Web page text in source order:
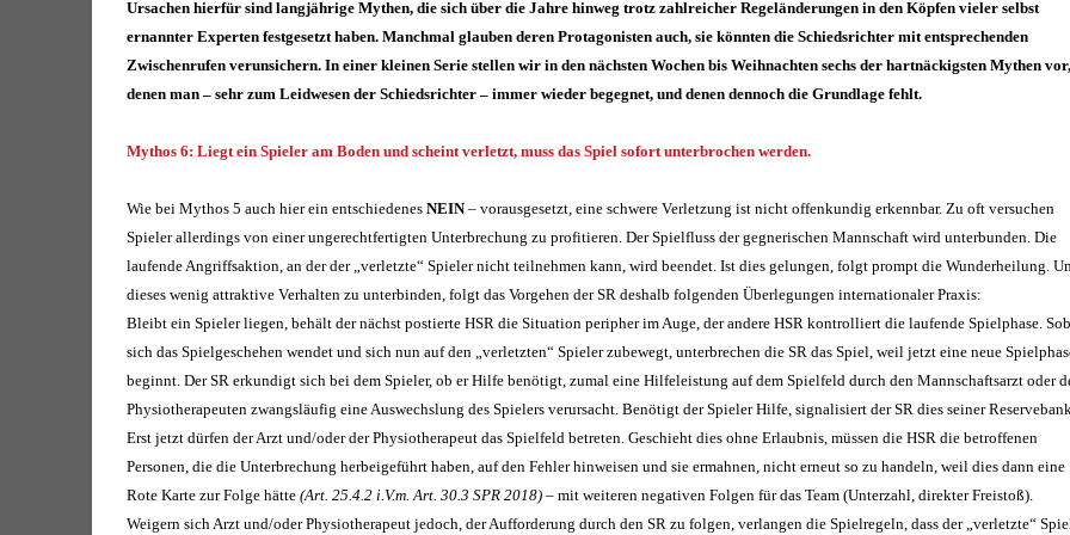
Ursachen hierfür sind langjährige Mythen, die sich über die Jahre hinweg trotz zahlreicher Regeländerungen in den Köpfen vieler selbst
ernannter Experten festgesetzt haben. Manchmal glauben deren Protagonisten auch, sie könnten die Schiedsrichter mit entsprechenden
Zwischenrufen verunsichern. In einer kleinen Serie stellen wir in den nächsten Wochen bis Weihnachten sechs der hartnäckigsten Mythen vor,
denen man – sehr zum Leidwesen der Schiedsrichter – immer wieder begegnet, und denen dennoch die Grundlage fehlt.
Mythos 6: Liegt ein Spieler am Boden und scheint verletzt, muss das Spiel sofort unterbrochen werden.
Wie bei Mythos 5 auch hier ein entschiedenes NEIN– vorausgesetzt, eine schwere Verletzung ist nicht offenkundig erkennbar. Zu oft versuchen
Spieler allerdings von einer ungerechtfertigten Unterbrechung zu profitieren. Der Spielfluss der gegnerischen Mannschaft wird unterbunden. Die
laufende Angriffsaktion, an der der „verletzte“ Spieler nicht teilnehmen kann, wird beendet. Ist dies gelungen, folgt prompt die Wunderheilung.
dieses wenig attraktive Verhalten zu unterbinden, folgt das Vorgehen der SR deshalb folgenden Überlegungen internationaler Praxis:
Bleibt ein Spieler liegen, behält der nächst postierte HSR die Situation peripher im Auge, der andere HSR kontrolliert die laufende Spielphase.
sich das Spielgeschehen wendet und sich nun auf den „verletzten“ Spieler zubewegt, unterbrechen die SR das Spiel, weil jetzt eine neue
beginnt. Der SR erkundigt sich bei dem Spieler, ob er Hilfe benötigt, zumal eine Hilfeleistung auf dem Spielfeld durch den Mannschaftsarzt oder
Physiotherapeuten zwangsläufig eine Auswechslung des Spielers verursacht. Benötigt der Spieler Hilfe, signalisiert der SR dies seiner Reservebank.
Erst jetzt dürfen der Arzt und/oder der Physiotherapeut das Spielfeld betreten. Geschieht dies ohne Erlaubnis, müssen die HSR die betroffenen
Personen, die die Unterbrechung herbeigeführt haben, auf den Fehler hinweisen und sie ermahnen, nicht erneut so zu handeln, weil dies dann eine
Rote Karte zur Folge hätte (Art. 25.4.2 i.V.m. Art. 30.3 SPR 2018) – mit weiteren negativen Folgen für das Team (Unterzahl, direkter Freistoß).
Weigern sich Arzt und/oder Physiotherapeut jedoch, der Aufforderung durch den SR zu folgen, verlangen die Spielregeln, dass der „verletzte“